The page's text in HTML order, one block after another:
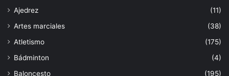
Ajedrez
(11)
Artes marciales
(38)
Atletismo
(175)
Bádminton
(4)
Baloncesto
(195)